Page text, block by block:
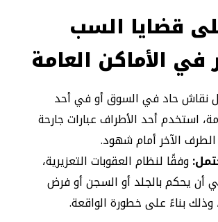
قضايا السب
في الأماكن العامة
نقاش حاد في السوق أو في أحد
استخدم أحد الأطراف عبارات جارحة
الآخر أمام شهود.
وفقًا لنظام العقوبات التعزيرية،
أن يحكم بالجلد أو السجن أو فرض
وذلك بناءً على خطورة الواقعة.